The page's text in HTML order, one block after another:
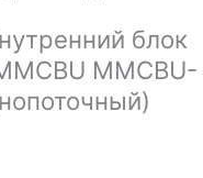
блок
MMCBU-